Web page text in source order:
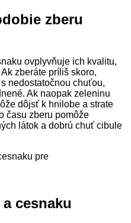
zberu
ovplyvňuje ich kvalitu,
zberáte príliš skoro,
nedostatočnou chuťou,
Ak naopak zeleninu
dôjsť k hnilobe a strate
času zberu pomôže
látok a dobrú chuť cibule
cesnaku